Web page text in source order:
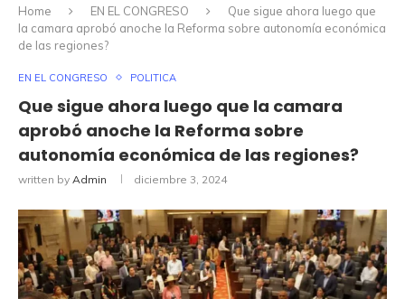
Home EN EL CONGRESO
Que sigue ahora luego que
la camara aprobó anoche la Reforma sobre autonomía económica
de las regiones?
EN EL CONGRESO POLITICA
Que sigue ahora luego que la camara
aprobó anoche la Reforma sobre
autonomía económica de las regiones?
written by Admin diciembre 3, 2024